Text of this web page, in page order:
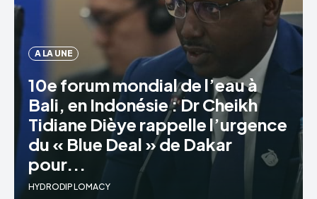
Eau potable et Assainissement
HYDRODIPLOMACY
A LA UNE
10e forum mondial de l’eau à
Bali, en Indonésie : Dr Cheikh
Tidiane Dièye rappelle l’urgence
du « Blue Deal » de Dakar
pour...
HYDRODIPLOMACY